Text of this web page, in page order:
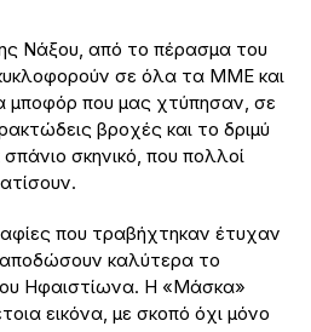
Νάξου, από το πέρασμα του
σε όλα τα ΜΜΕ και
μποφόρ που μας χτύπησαν, σε
βροχές και το δριμύ
σκηνικό, που πολλοί
που τραβήχτηκαν έτυχαν
καλύτερα το
Ηφαιστίωνα. Η «Μάσκα»
εικόνα, με σκοπό όχι μόνο